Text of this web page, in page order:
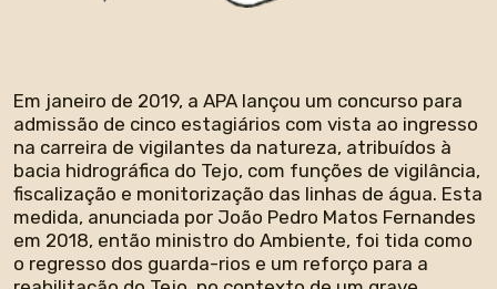
Em janeiro de 2019, a APA lançou um concurso para
admissão de cinco estagiários com vista ao ingresso
na carreira de vigilantes da natureza, atribuídos à
bacia hidrográfica do Tejo, com funções de vigilância,
fiscalização e monitorização das linhas de água. Esta
medida, anunciada por João Pedro Matos Fernandes
em 2018, então ministro do Ambiente, foi tida como
o regresso dos guarda-rios e um reforço para a